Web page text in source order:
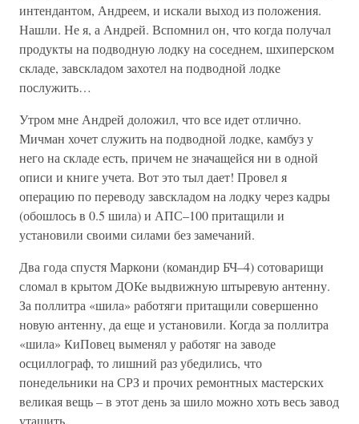
интендантом, Андреем, и искали выход из положения.
Нашли. Не я, а Андрей. Вспомнил он, что когда получал
продукты на подводную лодку на соседнем, шхиперском
складе, завскладом захотел на подводной лодке
послужить…
Утром мне Андрей доложил, что все идет отлично.
Мичман хочет служить на подводной лодке, камбуз у
него на складе есть, причем не значащейся ни в одной
описи и книге учета. Вот это тыл дает! Провел я
операцию по переводу завскладом на лодку через кадры
(обошлось в 0.5 шила) и АПС–100 притащили и
установили своими силами без замечаний.
Два года спустя Маркони (командир БЧ–4) сотоварищи
сломал в крытом ДОКе выдвижную штыревую антенну.
За поллитра «шила» работяги притащили совершенно
новую антенну, да еще и установили. Когда за поллитра
«шила» КиПовец выменял у работяг на заводе
осциллограф, то лишний раз убедились, что
понедельники на СРЗ и прочих ремонтных мастерских
великая вещь – в этот день за шило можно хоть весь завод
утащить.